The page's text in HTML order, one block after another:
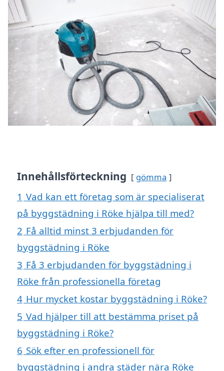
Innehållsförteckning gömma
1 Vad kan ett företag som är specialiserat
på byggstädning i Röke hjälpa till med?
2 Få alltid minst 3 erbjudanden för
byggstädning i Röke
3 Få 3 erbjudanden för byggstädning i
Röke från professionella företag
4 Hur mycket kostar byggstädning i Röke?
5 Vad hjälper till att bestämma priset på
byggstädning i Röke?
6 Sök efter en professionell för
byggstädning i andra städer nära Röke